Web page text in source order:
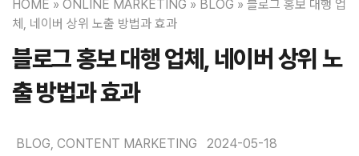
HOME » ONLINE MARKETING » BLOG » 블로그 홍보 대행 업
체, 네이버 상위 노출 방법과 효과
블로그 홍보 대행 업체, 네이버 상위 노
출 방법과 효과
BLOG, CONTENT MARKETING 2024-05-18